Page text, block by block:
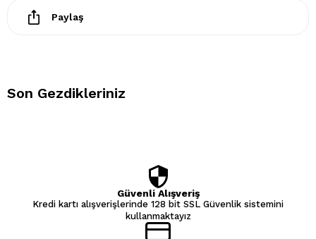
Paylaş
Son Gezdikleriniz
Güvenli Alışveriş
Kredi kartı alışverişlerinde 128 bit SSL Güvenlik sistemini
kullanmaktayız